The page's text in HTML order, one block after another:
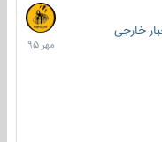
خارجی
27
مهر
1395